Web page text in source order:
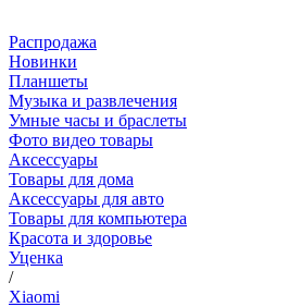
Распродажа
Новинки
Планшеты
Музыка и развлечения
Умные часы и браслеты
Фото видео товары
Аксессуары
Товары для дома
Аксессуары для авто
Товары для компьютера
Красота и здоровье
Уценка
/
Xiaomi